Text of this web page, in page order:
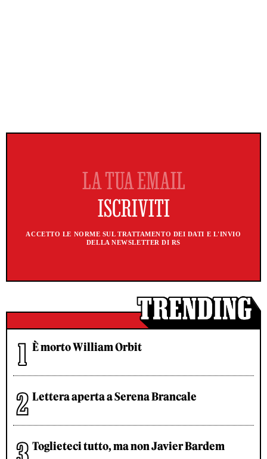
ACCETTO LE NORME SUL TRATTAMENTO DEI DATI E L'INVIO
DELLA NEWSLETTER DI RS
È morto William Orbit
Lettera aperta a Serena Brancale
Toglieteci tutto, ma non Javier Bardem